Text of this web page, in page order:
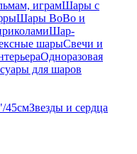
играмШары с
Шары BoBo и
Шар-
шарыСвечи и
Одноразовая
для шаров
45смЗвезды и сердца